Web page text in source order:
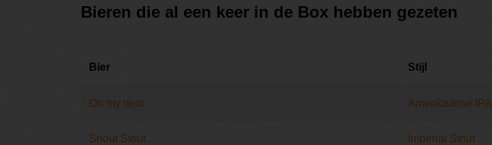
Bieren die al een keer in de Box hebben gezeten
Bier Stijl
Oh my dear Amerikaanse IPA
Shout Stout Imperial Stout